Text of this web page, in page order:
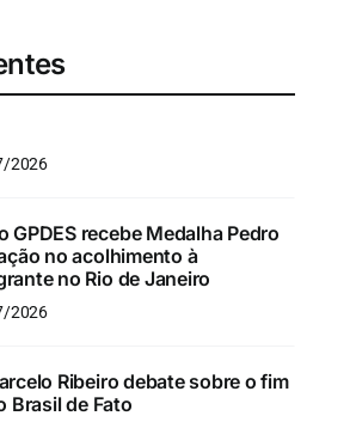
2026
GPDES recebe Medalha Pedro
no acolhimento à
no Rio de Janeiro
2026
Ribeiro debate sobre o fim
Brasil de Fato